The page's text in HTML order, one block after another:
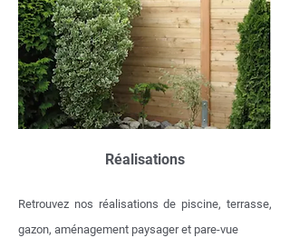
Réalisations
Retrouvez nos réalisations de piscine, terrasse,
gazon, aménagement paysager et pare-vue